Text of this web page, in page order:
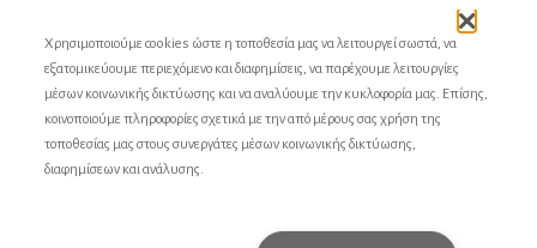
ΕΠΙΚΟΙΝΩΝΙΑ
ΣΥΝΤΕΛΕΣΤΕΣ
Χρησιμοποιούμε cookies ώστε η τοποθεσία μας να λειτουργεί σωστά, να
εξατομικεύουμε περιεχόμενο και διαφημίσεις, να παρέχουμε λειτουργίες
μέσων κοινωνικής δικτύωσης και να αναλύουμε την κυκλοφορία μας. Επίσης,
κοινοποιούμε πληροφορίες σχετικά με την από μέρους σας χρήση της
τοποθεσίας μας στους συνεργάτες μέσων κοινωνικής δικτύωσης,
διαφημίσεων και ανάλυσης.